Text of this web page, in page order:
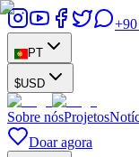
PT
$USD
Sobre nósProjetos
Doar agora